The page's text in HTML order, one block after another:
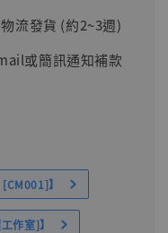
流發貨 (約2~3週)
或簡訊通知補款
】
作室]】